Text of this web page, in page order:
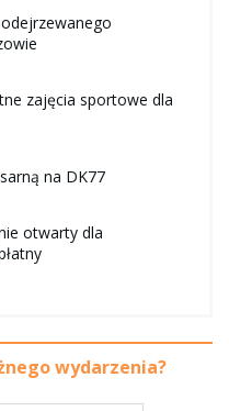
zajęcia sportowe dla
na DK77
otwarty dla
wydarzenia?